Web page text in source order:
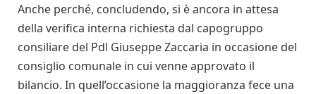
Anche perché, concludendo, si è ancora in attesa
della verifica interna richiesta dal capogruppo
consiliare del Pdl Giuseppe Zaccaria in occasione del
consiglio comunale in cui venne approvato il
bilancio. In quell’occasione la maggioranza fece una